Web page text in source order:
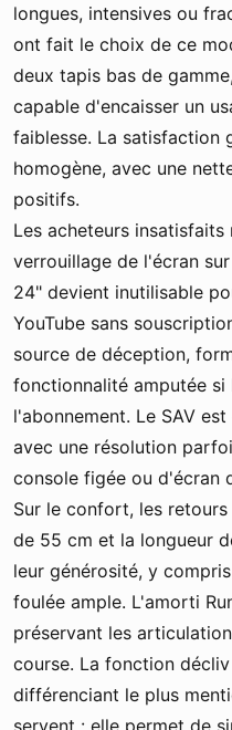
longues, intensives ou
ont fait le choix de ce
deux tapis bas de
capable d'encaisser un
faiblesse. La satisfaction
homogène, avec une
positifs.
Les acheteurs
verrouillage de l'écran
24" devient inutilisable
YouTube sans
source de déception,
fonctionnalité amputée si
l'abonnement. Le SAV
avec une résolution
console figée ou d'écran
Sur le confort, les
de 55 cm et la longueur
leur générosité, y
foulée ample. L'amorti
préservant les
course. La fonction
différenciant le plus
servent : elle permet de